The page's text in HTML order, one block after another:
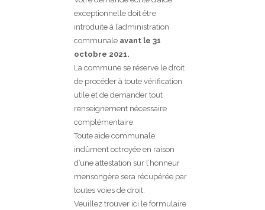
exceptionnelle doit être
introduite à l’administration
communale avant le 31
octobre 2021.
La commune se réserve le droit
de procéder à toute vérification
utile et de demander tout
renseignement nécessaire
complémentaire.
Toute aide communale
indûment octroyée en raison
d’une attestation sur l’honneur
mensongère sera récupérée par
toutes voies de droit.
Veuillez trouver ici le formulaire